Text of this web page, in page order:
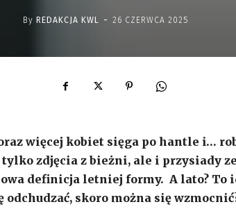
By REDAKCJA KWL - 26 CZERWCA 2025
więcej kobiet sięga po hantle i…
zdjęcia z bieżni, ale i przysiady ze
definicja letniej formy. A lato? To
skoro można się